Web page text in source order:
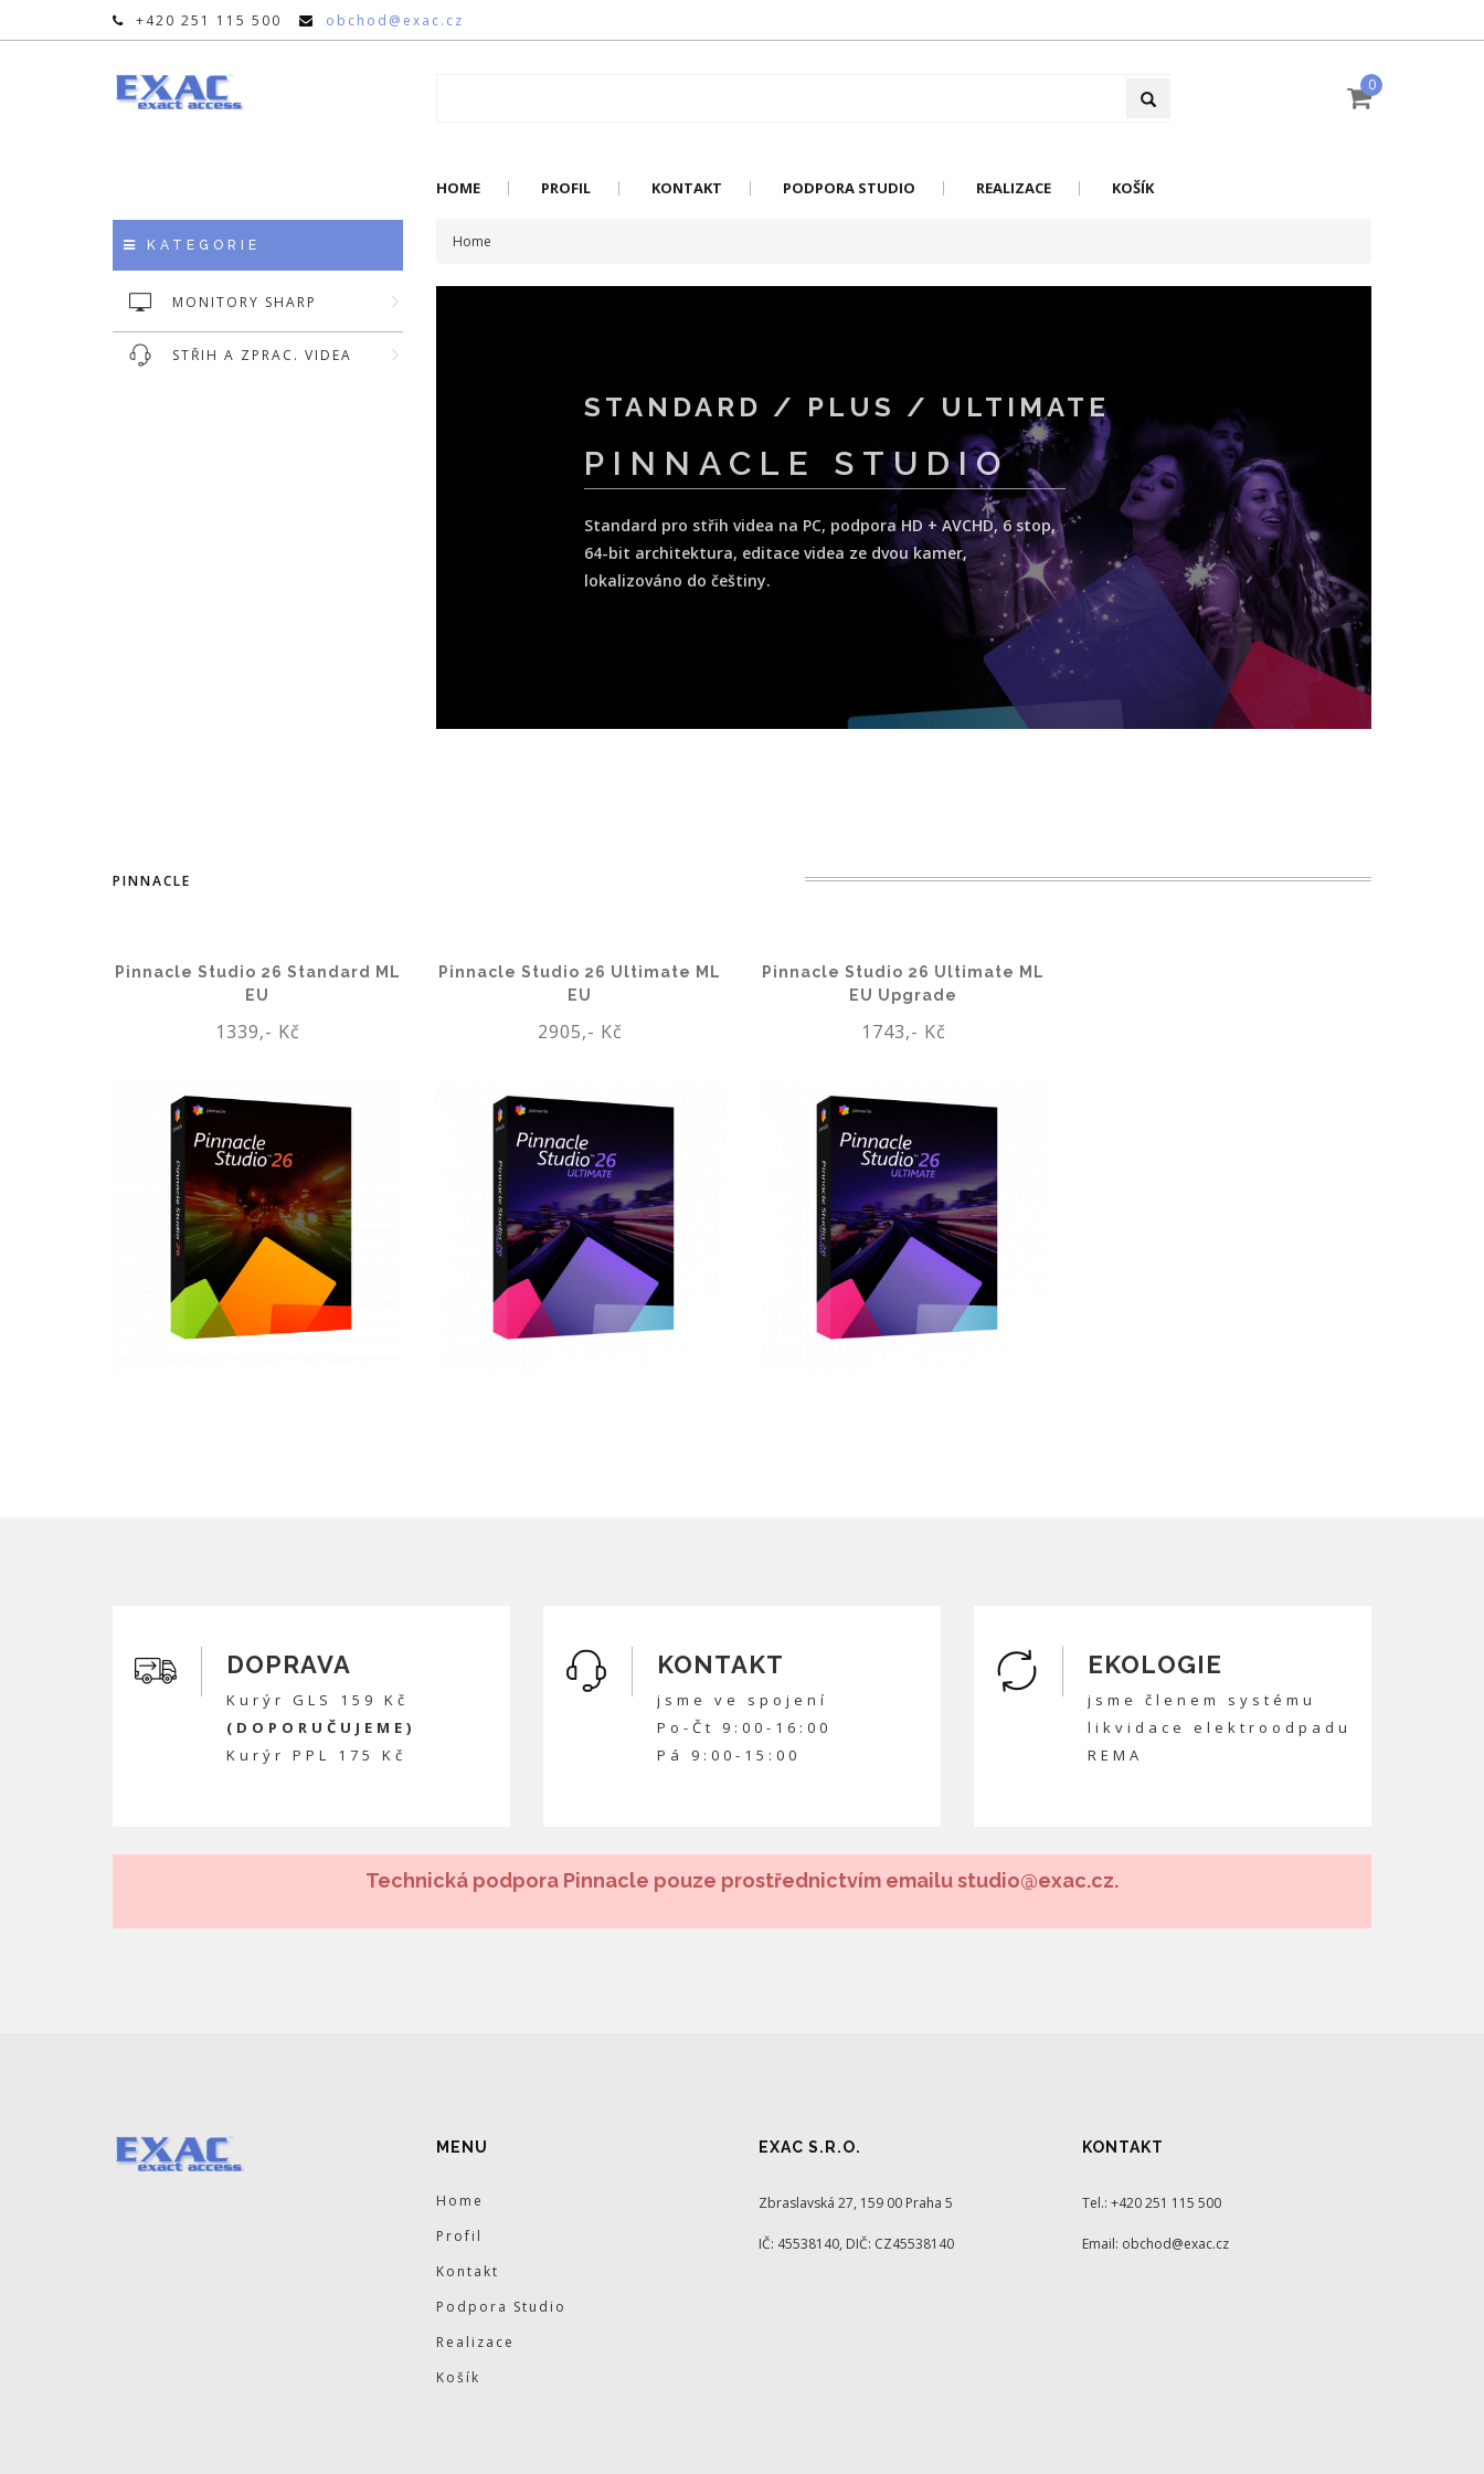
+420 251 115 500 obchod@exac.cz
0
HOME PROFIL KONTAKT PODPORA STUDIO REALIZACE KOŠÍK
KATEGORIE
MONITORY SHARP
STŘIH A ZPRAC. VIDEA
Home
STANDARD / PLUS / ULTIMATE
PINNACLE STUDIO
Standard pro střih videa na PC, podpora HD + AVCHD, 6 stop,
64-bit architektura, editace videa ze dvou kamer,
lokalizováno do češtiny.
PINNACLE
Pinnacle Studio 26 Standard ML
EU
1339,- Kč
Pinnacle Studio 26 Ultimate ML
EU
2905,- Kč
Pinnacle Studio 26 Ultimate ML
EU Upgrade
1743,- Kč
DOPRAVA
Kurýr GLS 159 Kč
(DOPORUČUJEME)
Kurýr PPL 175 Kč
KONTAKT
jsme ve spojení
Po-Čt 9:00-16:00
Pá 9:00-15:00
EKOLOGIE
jsme členem systému
likvidace elektroodpadu
REMA
Technická podpora Pinnacle pouze prostřednictvím emailu studio@exac.cz.
MENU
Home
Profil
Kontakt
Podpora Studio
Realizace
Košík
EXAC S.R.O.
Zbraslavská 27, 159 00 Praha 5
IČ: 45538140, DIČ: CZ45538140
KONTAKT
Tel.: +420 251 115 500
Email: obchod@exac.cz